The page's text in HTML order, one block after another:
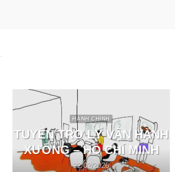
HÀNH CHÍNH
TUYỂN TRỢ LÝ VẬN HÀNH
XƯỞNG – HỒ CHÍ MINH
22/02/2026